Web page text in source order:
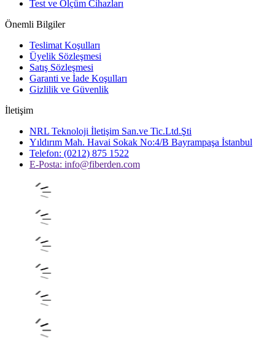
Test ve Ölçüm Cihazları
Önemli Bilgiler
Teslimat Koşulları
Üyelik Sözleşmesi
Satış Sözleşmesi
Garanti ve İade Koşulları
Gizlilik ve Güvenlik
İletişim
NRL Teknoloji İletişim San.ve Tic.Ltd.Şti
Yıldırım Mah. Havai Sokak No:4/B Bayrampaşa İstanbul
Telefon: (0212) 875 1522
E-Posta: info@fiberden.com